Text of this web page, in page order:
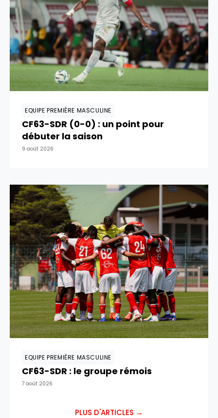
EQUIPE PREMIÈRE MASCULINE
CF63-SDR (0-0) : un point pour
débuter la saison
9 août 2026
EQUIPE PREMIÈRE MASCULINE
CF63-SDR : le groupe rémois
7 août 2026
PLUS D'ARTICLES →